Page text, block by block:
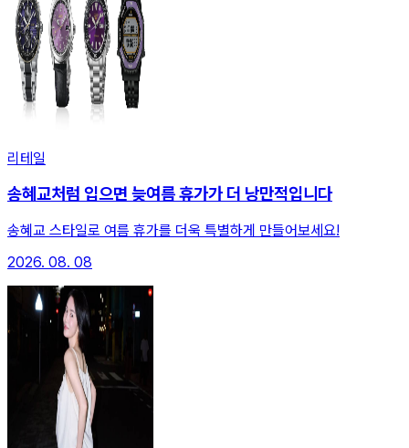
리테일
송혜교처럼 입으면 늦여름 휴가가 더 낭만적입니다
송혜교 스타일로 여름 휴가를 더욱 특별하게 만들어보세요!
2026. 08. 08